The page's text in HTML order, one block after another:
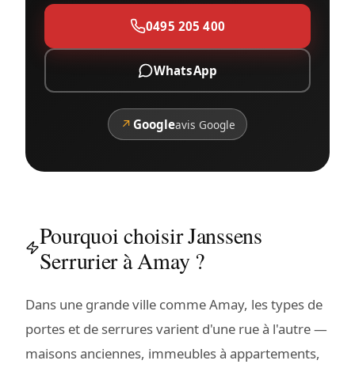
0495 205 400
WhatsApp
↗ Googleavis Google
Pourquoi choisir Janssens
Serrurier à Amay ?
Dans une grande ville comme Amay, les types de
portes et de serrures varient d'une rue à l'autre —
maisons anciennes, immeubles à appartements,